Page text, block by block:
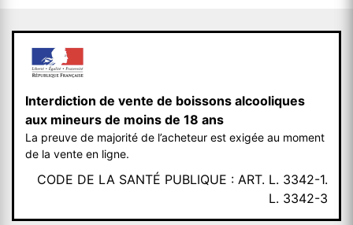
Interdiction de vente de boissons alcooliques
aux mineurs de moins de 18 ans
La preuve de majorité de l’acheteur est exigée au moment
de la vente en ligne.
CODE DE LA SANTÉ PUBLIQUE : ART. L. 3342-1.
L. 3342-3